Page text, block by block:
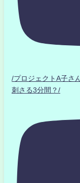
/プロジェクトA子
刺さる3分間？/